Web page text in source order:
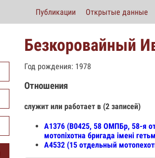
Публикации Открытые данные
Безкоровайный
Год рождения: 1978
Отношения
служит или работает в (2 записей)
А1376 (В0425, 58 ОМПБр, 58-я
мотопіхотна бригада імені
А4532 (15 отдельный